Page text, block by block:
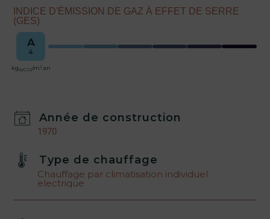
INDICE D'ÉMISSION DE GAZ À EFFET DE SERRE
(GES)
A
4
kgépCO2/m 2.an
Année de construction
1970
Type de chauffage
Chauffage par climatisation individuel
electrique